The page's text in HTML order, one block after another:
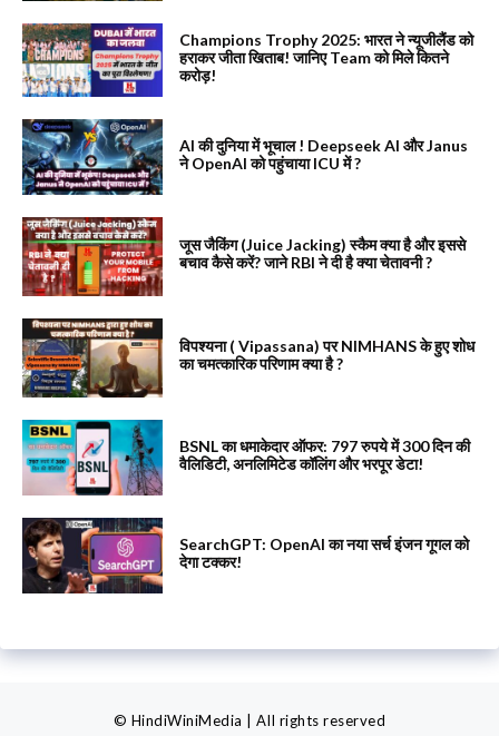
Champions Trophy 2025: भारत ने न्यूजीलैंड को
हराकर जीता खिताब! जानिए Team को मिले कितने
करोड़!
AI की दुनिया में भूचाल ! Deepseek AI और Janus
ने OpenAI को पहुंचाया ICU में ?
जूस जैकिंग (Juice Jacking) स्कैम क्या है और इससे
बचाव कैसे करें? जाने RBI ने दी है क्या चेतावनी ?
विपश्यना ( Vipassana) पर NIMHANS के हुए शोध
का चमत्कारिक परिणाम क्या है ?
BSNL का धमाकेदार ऑफर: 797 रुपये में 300 दिन की
वैलिडिटी, अनलिमिटेड कॉलिंग और भरपूर डेटा!
SearchGPT: OpenAI का नया सर्च इंजन गूगल को
देगा टक्कर!
© HindiWiniMedia | All rights reserved